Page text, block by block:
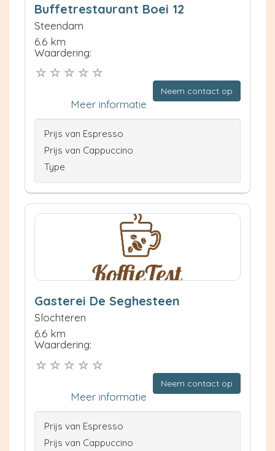
Buffetrestaurant Boei 12
Steendam
6.6 km
Waardering:
Neem contact op
Meer informatie
Prijs van Espresso
Prijs van Cappuccino
Type
Gasterei De Seghesteen
Slochteren
6.6 km
Waardering:
Neem contact op
Meer informatie
Prijs van Espresso
Prijs van Cappuccino